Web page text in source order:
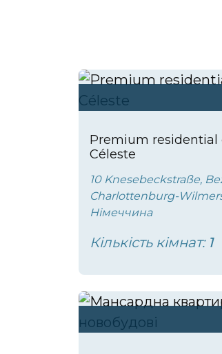
Premium residential
Céleste
10 Knesebeckstraße,
Charlottenburg-
Німеччина
Кількість кімнат: 1